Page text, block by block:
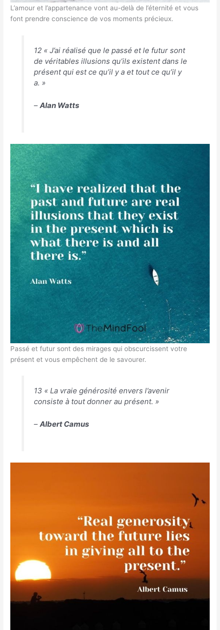
L’amour et l’appartenance vont au-delà de l’éternité et vous
font prendre conscience de vos moments précieux.
12 « J’ai réalisé que le passé et le futur sont
de véritables illusions qu’ils existent dans le
présent qui est ce qu’il y a et tout ce qu’il y
a. »
– Alan Watts
Passé et futur sont des mirages qui obscurcissent votre
présent et vous empêchent de le savourer.
13 « La vraie générosité envers l’avenir
consiste à tout donner au présent. »
– Albert Camus